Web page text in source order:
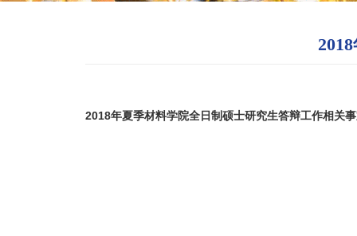
2018年夏季材料学院全日制硕士研究生答辩工作相关